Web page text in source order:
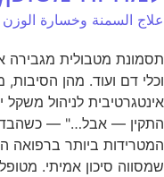
علاج السمنة وخسارة الوزن
וכלי דם ועוד. מהן הסיבות,
אינטגרטיבית לניהול
התקין — אבל…" —
המטרידות ביותר ברפואה
שמסווה סיכון אמיתי.